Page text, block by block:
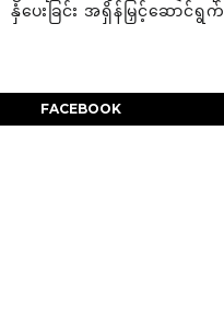
နှံ‌ပေးခြင်း အရှိန်မြှင့်ဆောင်ရွက်
FACEBOOK